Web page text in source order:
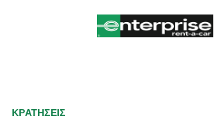
ΚΡΑΤΗΣΕΙΣ